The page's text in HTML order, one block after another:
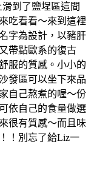
滑到了鹽埕區這間
吃看看～來到這裡
字為設計，以豬肝
帶點歐系的復古
服的質感。小小的
發區可以坐下來品
自己熬煮的喔～份
依自己的食量做選
很有質感～而且味
！別忘了給Liz一